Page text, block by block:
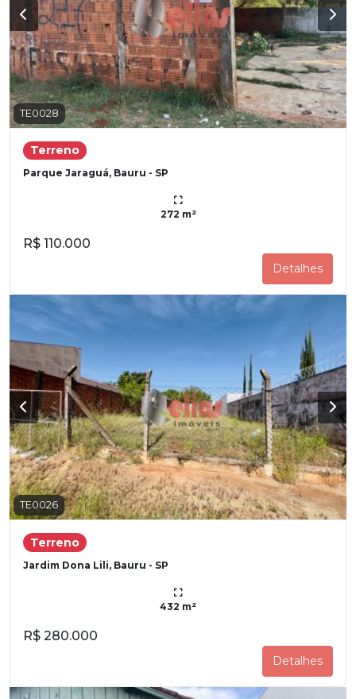
TE0028
Terreno
Parque Jaraguá, Bauru - SP
272 m²
R$ 110.000
Detalhes
TE0026
Terreno
Jardim Dona Lili, Bauru - SP
432 m²
R$ 280.000
Detalhes